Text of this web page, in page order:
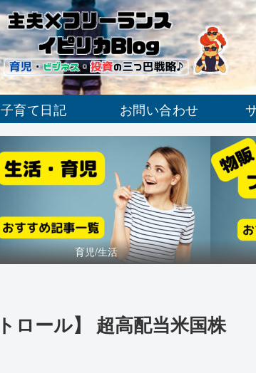
子育て日記 お問い合わせ
育児/生活
ロール】 超高配当米国株